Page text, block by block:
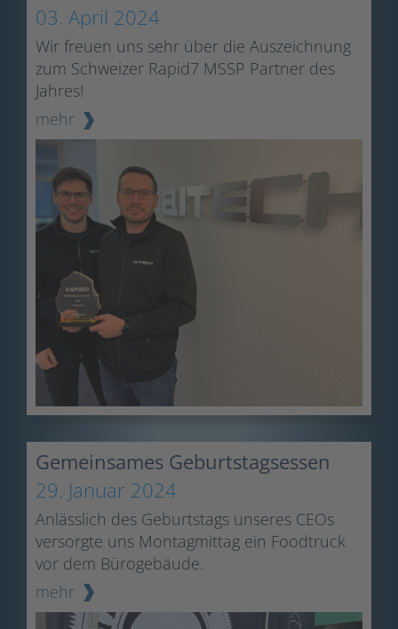
03. April 2024
Wir freuen uns sehr über die Auszeichnung
zum Schweizer Rapid7 MSSP Partner des
Jahres!
mehr
Gemeinsames Geburtstagsessen
29. Januar 2024
Anlässlich des Geburtstags unseres CEOs
versorgte uns Montagmittag ein Foodtruck
vor dem Bürogebäude.
mehr